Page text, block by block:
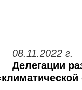
08.11.2022 г.
Делегации